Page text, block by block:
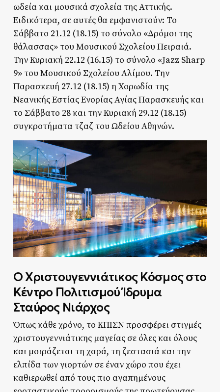
ωδεία και μουσικά σχολεία της Αττικής.
Ειδικότερα, σε αυτές θα εμφανιστούν: Το
Σάββατο 21.12 (18.15) το σύνολο «Δρόμοι της
θάλασσας» του Μουσικού Σχολείου Πειραιά.
Την Κυριακή 22.12 (16.15) το σύνολο «Jazz Sharp
9» του Μουσικού Σχολείου Αλίμου. Την
Παρασκευή 27.12 (18.15) η Χορωδία της
Νεανικής Εστίας Ενορίας Αγίας Παρασκευής και
το Σάββατο 28 και την Κυριακή 29.12 (18.15)
συγκροτήματα τζαζ του Ωδείου Αθηνών.
Ο Χριστουγεννιάτικος Κόσμος στο
Κέντρο Πολιτισμού Ίδρυμα
Σταύρος Νιάρχος
Όπως κάθε χρόνο, το ΚΠΙΣΝ προσφέρει στιγμές
χριστουγεννιάτικης μαγείας σε όλες και όλους
και μοιράζεται τη χαρά, τη ζεστασιά και την
ελπίδα των γιορτών σε έναν χώρο που έχει
καθιερωθεί από τους πιο αγαπημένους